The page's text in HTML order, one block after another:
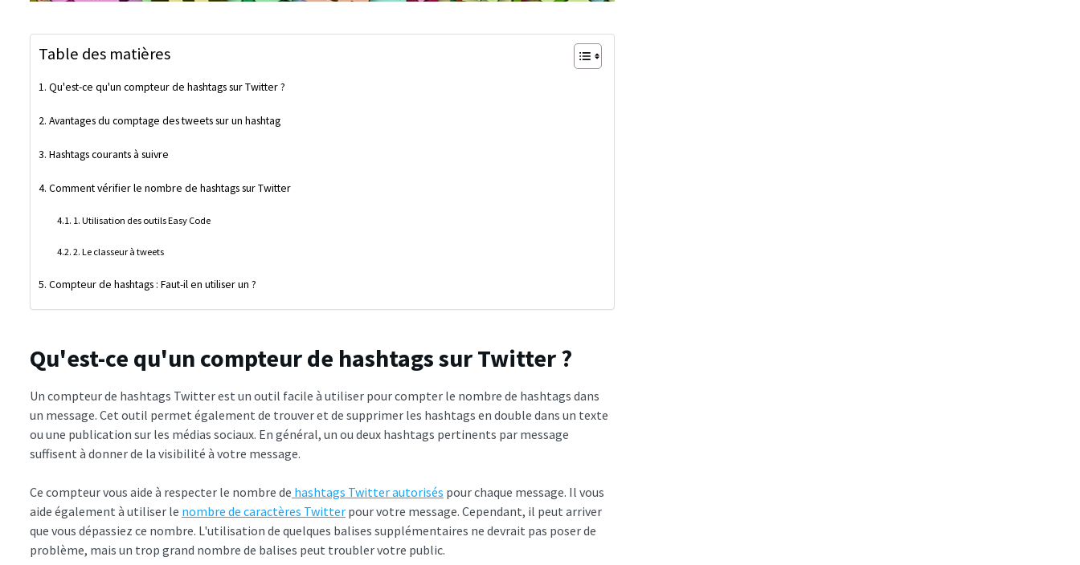
Table des matières
Qu'est-ce qu'un compteur de hashtags sur Twitter ?
Avantages du comptage des tweets sur un hashtag
Hashtags courants à suivre
Comment vérifier le nombre de hashtags sur Twitter
1. Utilisation des outils Easy Code
2. Le classeur à tweets
Compteur de hashtags : Faut-il en utiliser un ?
Qu'est-ce qu'un compteur de hashtags sur Twitter ?
Un compteur de hashtags Twitter est un outil facile à utiliser pour compter le nombre de hashtags dans
un message. Cet outil permet également de trouver et de supprimer les hashtags en double dans un texte
ou une publication sur les médias sociaux. En général, un ou deux hashtags pertinents par message
suffisent à donner de la visibilité à votre message.
Ce compteur vous aide à respecter le nombre de hashtags Twitter autorisés pour chaque message. Il vous
aide également à utiliser le nombre de caractères Twitter pour votre message. Cependant, il peut arriver
que vous dépassiez ce nombre. L'utilisation de quelques balises supplémentaires ne devrait pas poser de
problème, mais un trop grand nombre de balises peut troubler votre public.